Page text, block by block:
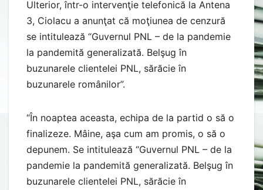
Ulterior, într-o intervenţie telefonică la Antena
3, Ciolacu a anunţat că moţiunea de cenzură
se intitulează “Guvernul PNL – de la pandemie
la pandemită generalizată. Belşug în
buzunarele clientelei PNL, sărăcie în
buzunarele românilor”.
“În noaptea aceasta, echipa de la partid o să o
finalizeze. Mâine, aşa cum am promis, o să o
depunem. Se intitulează “Guvernul PNL – de la
pandemie la pandemită generalizată. Belşug în
buzunarele clientelei PNL, sărăcie în